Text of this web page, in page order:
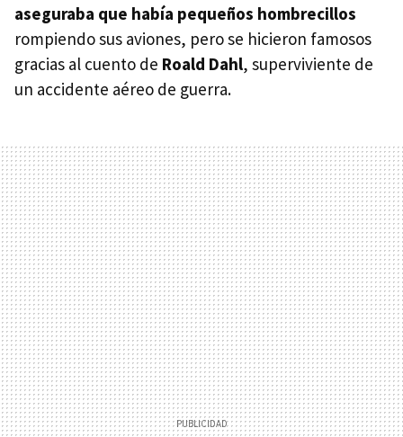
aseguraba que había pequeños hombrecillos
rompiendo sus aviones, pero se hicieron famosos
gracias al cuento de Roald Dahl, superviviente de
un accidente aéreo de guerra.